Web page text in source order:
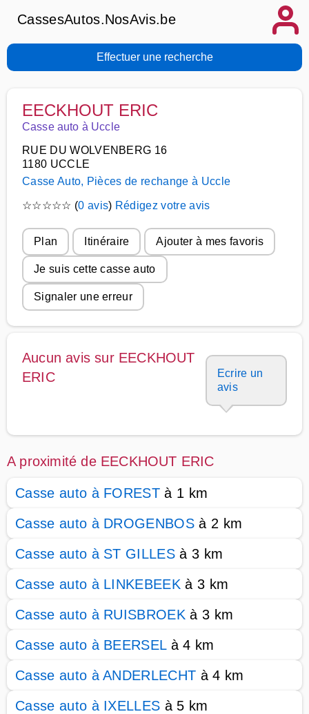
CassesAutos.NosAvis.be
Effectuer une recherche
EECKHOUT ERIC
Casse auto à Uccle
RUE DU WOLVENBERG 16
1180 UCCLE
Casse Auto, Pièces de rechange à Uccle
☆☆☆☆☆ (0 avis) Rédigez votre avis
Plan Itinéraire Ajouter à mes favoris
Je suis cette casse auto
Signaler une erreur
Aucun avis sur EECKHOUT
ERIC
Ecrire un
avis
A proximité de EECKHOUT ERIC
Casse auto à FOREST à 1 km
Casse auto à DROGENBOS à 2 km
Casse auto à ST GILLES à 3 km
Casse auto à LINKEBEEK à 3 km
Casse auto à RUISBROEK à 3 km
Casse auto à BEERSELà 4 km
Casse auto à ANDERLECHT à 4 km
Casse auto à IXELLES à 5 km